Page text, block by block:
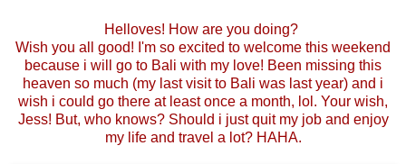
Helloves! How are you doing?
Wish you all good! I'm so excited to welcome this weekend
because i will go to Bali with my love! Been missing this
heaven so much (my last visit to Bali was last year) and i
wish i could go there at least once a month, lol. Your wish,
Jess! But, who knows? Should i just quit my job and enjoy
my life and travel a lot? HAHA.